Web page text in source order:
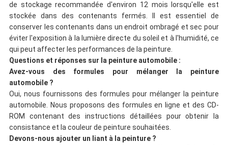
de stockage recommandée d'environ 12 mois lorsqu'elle est
stockée dans des contenants fermés. Il est essentiel de
conserver les contenants dans un endroit ombragé et sec pour
éviter l'exposition à la lumière directe du soleil et à l'humidité, ce
qui peut affecter les performances de la peinture.
Questions et réponses sur la peinture automobile :
Avez-vous des formules pour mélanger la peinture
automobile ?
Oui, nous fournissons des formules pour mélanger la peinture
automobile. Nous proposons des formules en ligne et des CD-
ROM contenant des instructions détaillées pour obtenir la
consistance et la couleur de peinture souhaitées.
Devons-nous ajouter un liant à la peinture ?